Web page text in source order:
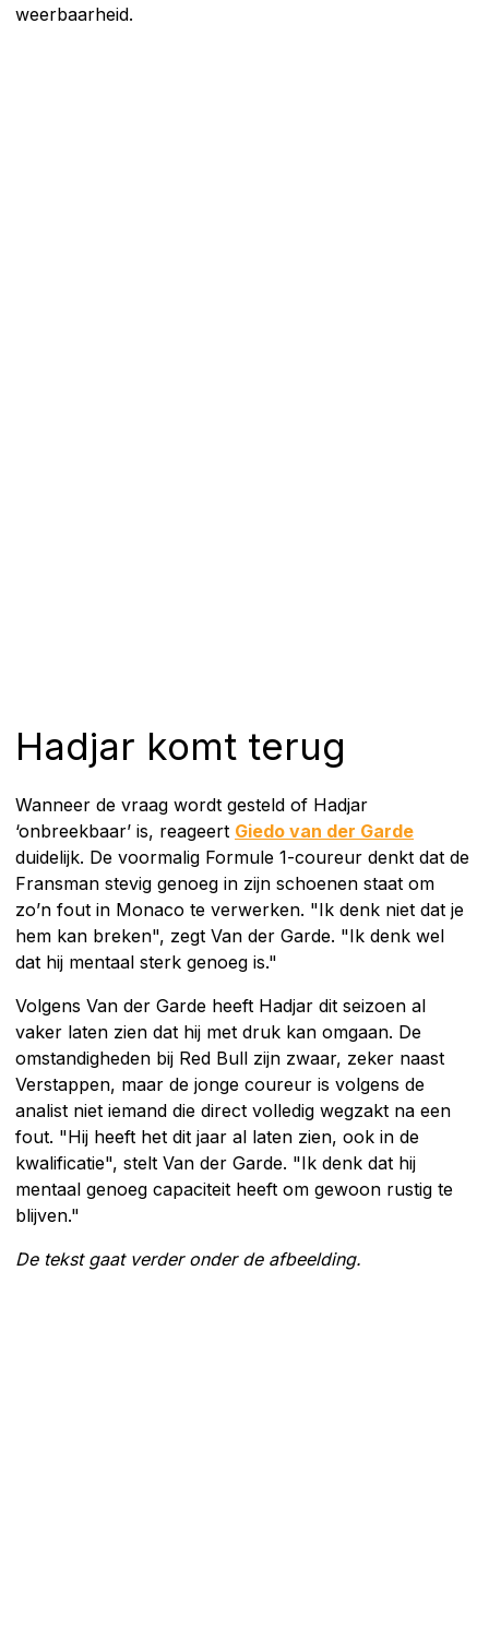
weerbaarheid.
Hadjar komt terug
Wanneer de vraag wordt gesteld of Hadjar
‘onbreekbaar’ is, reageert Giedo van der Garde
duidelijk. De voormalig Formule 1-coureur denkt dat de
Fransman stevig genoeg in zijn schoenen staat om
zo’n fout in Monaco te verwerken. "Ik denk niet dat je
hem kan breken", zegt Van der Garde. "Ik denk wel
dat hij mentaal sterk genoeg is."
Volgens Van der Garde heeft Hadjar dit seizoen al
vaker laten zien dat hij met druk kan omgaan. De
omstandigheden bij Red Bull zijn zwaar, zeker naast
Verstappen, maar de jonge coureur is volgens de
analist niet iemand die direct volledig wegzakt na een
fout. "Hij heeft het dit jaar al laten zien, ook in de
kwalificatie", stelt Van der Garde. "Ik denk dat hij
mentaal genoeg capaciteit heeft om gewoon rustig te
blijven."
De tekst gaat verder onder de afbeelding.